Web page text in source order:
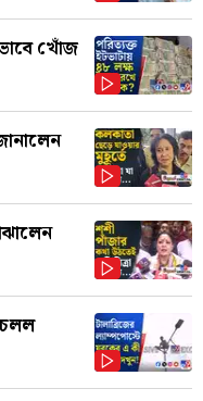
খোঁজ
চলল